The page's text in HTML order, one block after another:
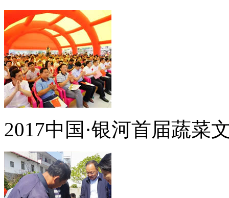
2017中国·银河首届蔬菜